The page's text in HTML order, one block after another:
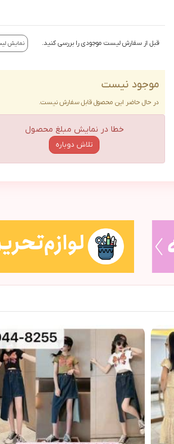
قبل از سفارش لیست موجودی را بررسی کنید. نمایش
موجود نیست
در حال حاضر این محصول قابل سفارش نیست.
خطا در نمایش مبلغ محصول
تلاش دوباره